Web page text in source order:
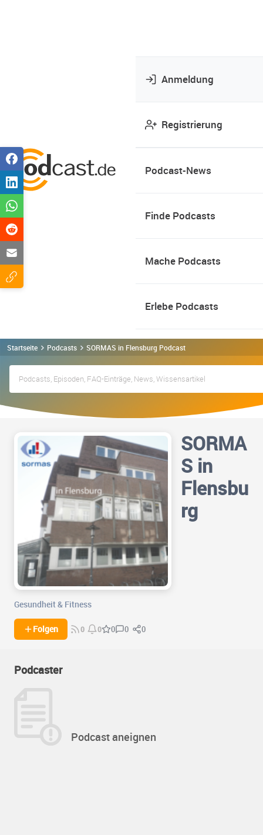
Anmeldung
Registrierung
Podcast-News
Finde Podcasts
Mache Podcasts
Erlebe Podcasts
Startseite Podcasts SORMAS in Flensburg Podcast
SORMA
S in
Flensbu
rg
Gesundheit & Fitness
Folgen 0 0 0 0 0
Podcaster
Podcast aneignen